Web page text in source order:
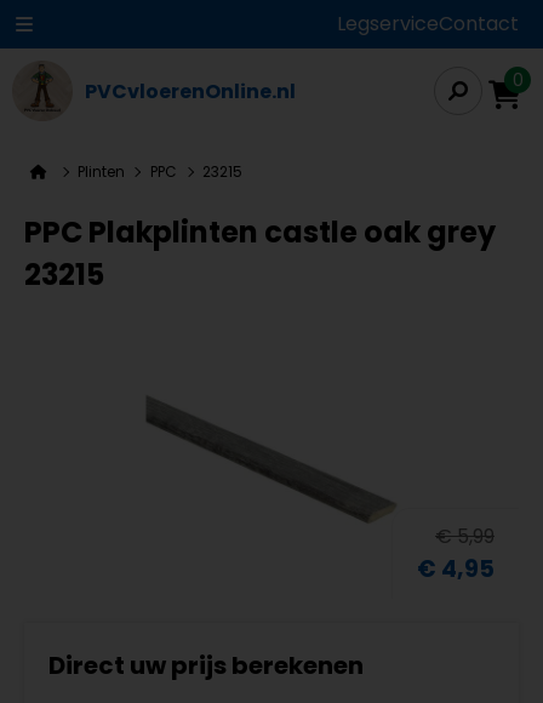
LegserviceContact
PVCvloerenOnline.nl 0
Plinten PPC 23215
PPC Plakplinten castle oak grey
23215
€ 5,99
€ 4,95
Direct uw prijs berekenen